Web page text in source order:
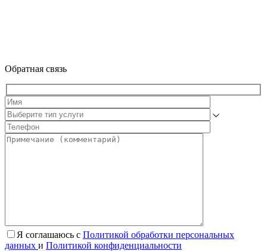
Обратная связь
Я соглашаюсь с Политикой обработки персональных
данных и Политикой конфиденциальности